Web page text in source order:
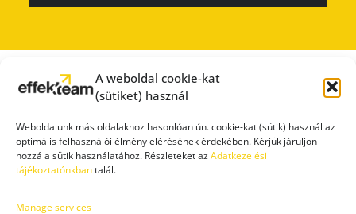
A weboldal cookie-kat
(sütiket) használ
Weboldalunk más oldalakhoz hasonlóan ún. cookie-kat (sütik) használ az
optimális felhasználói élmény elérésének érdekében. Kérjük járuljon
hozzá a sütik használatához. Részleteket azAdatkezelési
tájékoztatónkbantalál.
Manage services